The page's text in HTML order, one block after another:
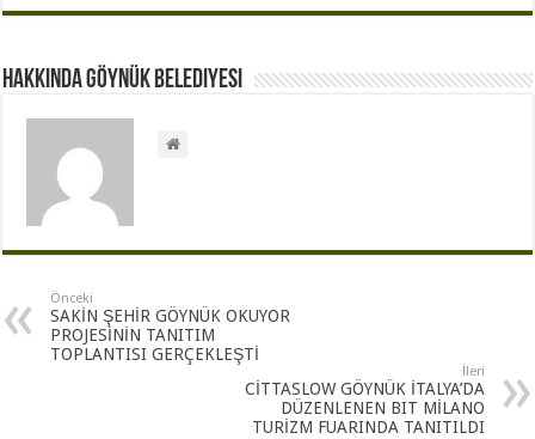
Hakkında Göynük Belediyesi
Önceki
SAKİN ŞEHİR GÖYNÜK OKUYOR
PROJESİNİN TANITIM
TOPLANTISI GERÇEKLEŞTİ
İleri
CİTTASLOW GÖYNÜK İTALYA’DA
DÜZENLENEN BIT MİLANO
TURİZM FUARINDA TANITILDI